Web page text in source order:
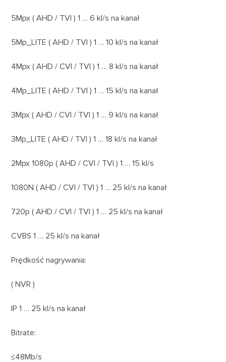
5Mpx ( AHD / TVI ) 1 … 6 kl/s na kanał
5Mp_LITE ( AHD / TVI ) 1 … 10 kl/s na kanał
4Mpx ( AHD / CVI / TVI ) 1 … 8 kl/s na kanał
4Mp_LITE ( AHD / TVI ) 1 … 15 kl/s na kanał
3Mpx ( AHD / CVI / TVI ) 1 … 9 kl/s na kanał
3Mp_LITE ( AHD / TVI ) 1 … 18 kl/s na kanał
2Mpx 1080p ( AHD / CVI / TVI ) 1 … 15 kl/s
1080N ( AHD / CVI / TVI ) 1 … 25 kl/s na kanał
720p ( AHD / CVI / TVI ) 1 … 25 kl/s na kanał
CVBS 1 … 25 kl/s na kanał
Prędkość nagrywania:
( NVR )
IP 1 … 25 kl/s na kanał
Bitrate:
≤48Mb/s